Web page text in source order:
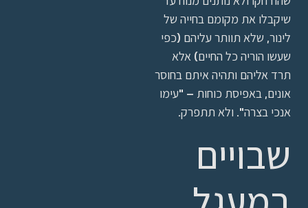
שיקבלו את מקומם בחייה של
לינור, שלא תוותר עליהם (כפי
שעשו הוריה כל החיים) אלא
תרד אליהם ותהיה איתם בחוסר
אונים, באפיסת כוחות – "עימו
אנכי בצרה". ולא תתפרק.
שבויים